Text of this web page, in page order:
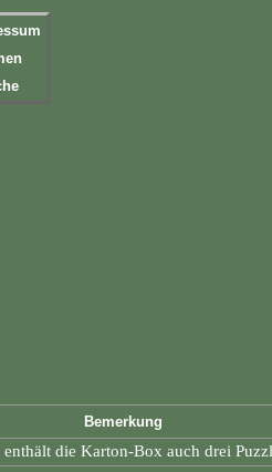
Bemerkung
die Karton-Box auch drei